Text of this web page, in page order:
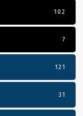
102
7
121
31